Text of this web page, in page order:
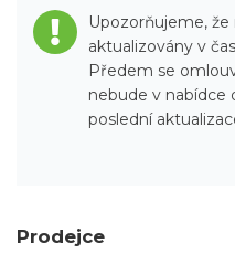
Upozorňujeme,
aktualizovány v
Předem se
nebude v nabídce
poslední
Prodejce